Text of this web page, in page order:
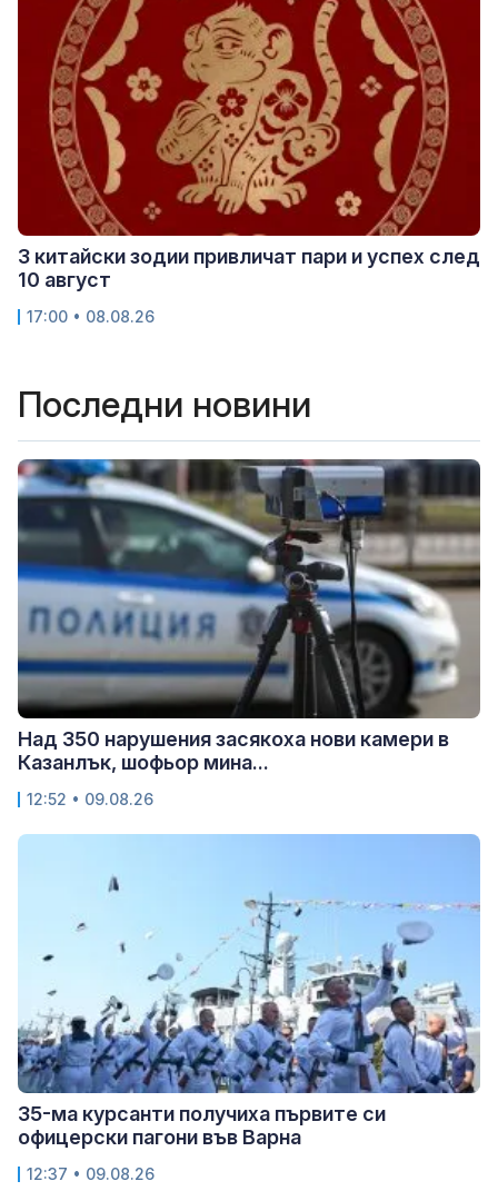
3 китайски зодии привличат пари и успех след
10 август
17:00 • 08.08.26
Последни новини
Над 350 нарушения засякоха нови камери в
Казанлък, шофьор мина...
12:52 • 09.08.26
35-ма курсанти получиха първите си
офицерски пагони във Варна
12:37 • 09.08.26